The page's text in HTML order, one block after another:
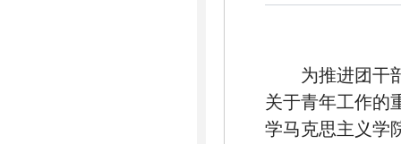
为推进团干
关于青年工作的
学马克思主义学